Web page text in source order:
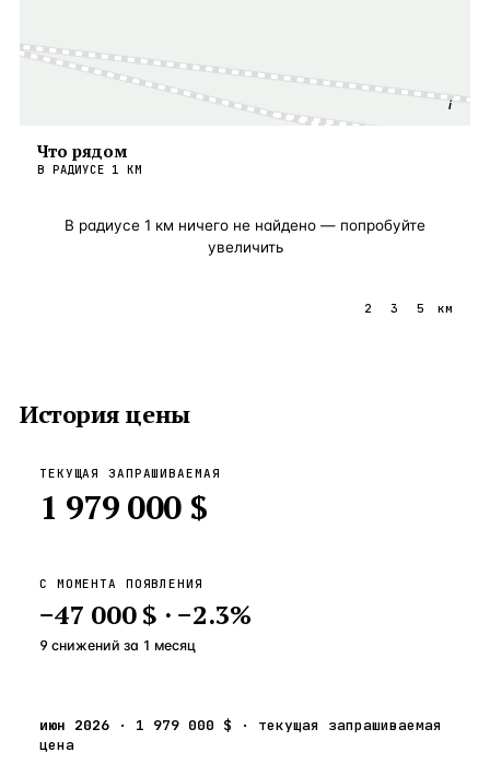
i
Что рядом
В РАДИУСЕ 1 КМ
В радиусе 1 км ничего не найдено — попробуйте
увеличить
2 3 5 км
История цены
ТЕКУЩАЯ ЗАПРАШИВАЕМАЯ
1 979 000 $
С МОМЕНТА ПОЯВЛЕНИЯ
−47 000 $ · −2.3%
9 снижений за 1 месяц
июн 2026 · 1 979 000 $ · текущая запрашиваемая
цена